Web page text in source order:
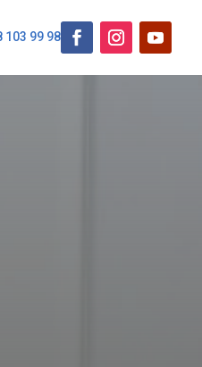
103 99 98